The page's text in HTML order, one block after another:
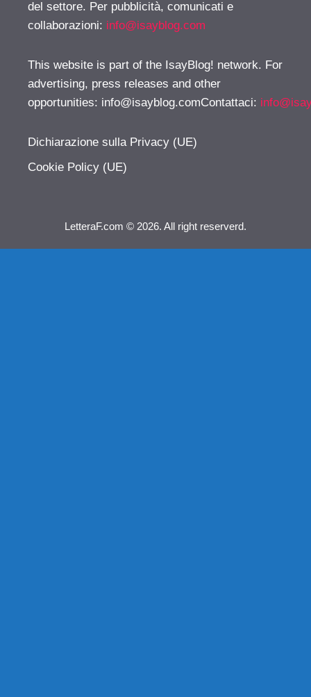
del settore. Per pubblicità, comunicati e
collaborazioni: info@isayblog.com
This website is part of the IsayBlog! network. For
advertising, press releases and other
opportunities: info@isayblog.comContattaci:
Dichiarazione sulla Privacy (UE)
Cookie Policy (UE)
LetteraF.com © 2026. All right reserverd.